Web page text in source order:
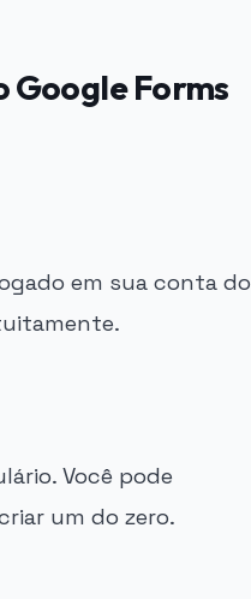
Google Forms
em sua conta do
Você pode
um do zero.